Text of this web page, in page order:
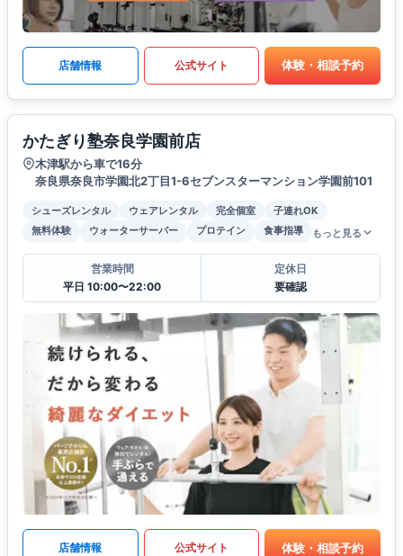
店舗情報 公式サイト 体験・相談予約
かたぎり塾奈良学園前店
木津駅から車で16分
奈良県奈良市学園北2丁目1-6セブンスターマンション学園前101
シューズレンタル ウェアレンタル 完全個室
子連れOK
無料体験
ウォーターサーバー プロテイン 食事指導 もっと見る
営業時間
平日 10:00〜22:00
定休日
要確認
店舗情報 公式サイト 体験・相談予約